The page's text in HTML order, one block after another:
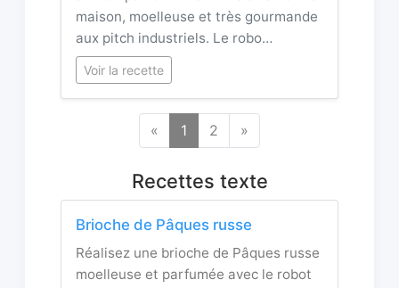
maison, moelleuse et très gourmande
aux pitch industriels. Le robo…
Voir la recette
« 1 2 »
Recettes texte
Brioche de Pâques russe
Réalisez une brioche de Pâques russe
moelleuse et parfumée avec le robot